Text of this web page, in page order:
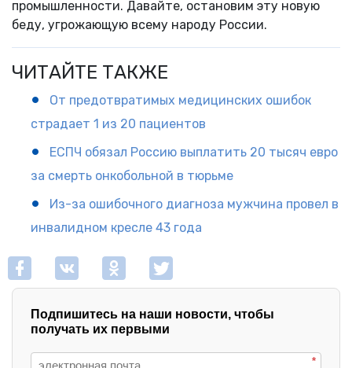
промышленности. Давайте, остановим эту новую
беду, угрожающую всему народу России.
ЧИТАЙТЕ ТАКЖЕ
От предотвратимых медицинских ошибок
страдает 1 из 20 пациентов
ЕСПЧ обязал Россию выплатить 20 тысяч евро
за смерть онкобольной в тюрьме
Из-за ошибочного диагноза мужчина провел в
инвалидном кресле 43 года
Подпишитесь на наши новости, чтобы
получать их первыми
*